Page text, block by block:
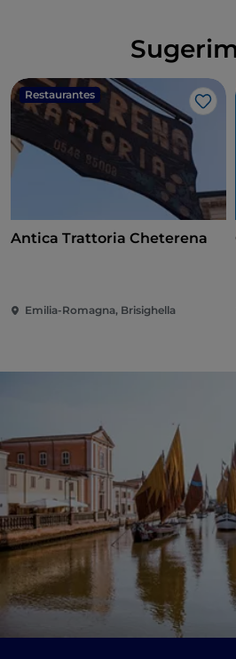
Restaurantes
Gosto
Antica Trattoria Cheterena
Emilia-Romagna, Brisighella